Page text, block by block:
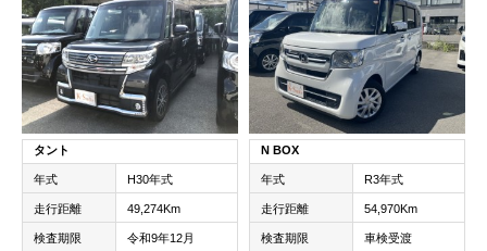
タント
年式 H30年式
走行距離 49,274Km
検査期限 令和9年12月
N BOX
年式 R3年式
走行距離 54,970Km
検査期限 車検受渡